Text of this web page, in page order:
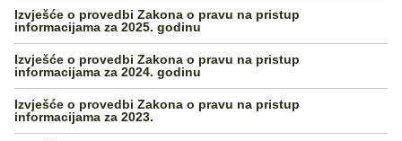
Izvješće o provedbi Zakona o pravu na pristup
informacijama za 2025. godinu
Izvješće o provedbi Zakona o pravu na pristup
informacijama za 2024. godinu
Izvješće o provedbi Zakona o pravu na pristup
informacijama za 2023.